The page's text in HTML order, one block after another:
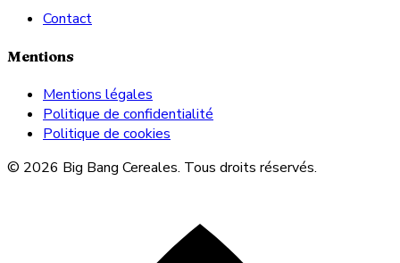
Contact
Mentions
Mentions légales
Politique de confidentialité
Politique de cookies
© 2026 Big Bang Cereales. Tous droits réservés.